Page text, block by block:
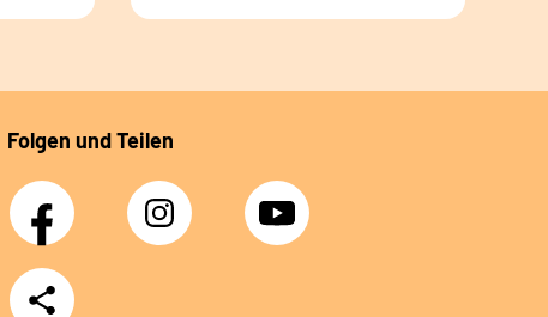
Folgen und Teilen
Facebook Instagram YouTube
Teilen